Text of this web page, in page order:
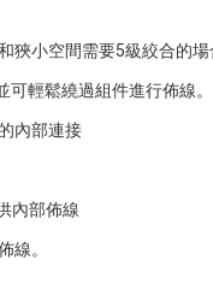
狹小空間需要5級絞合的場
輕鬆繞過組件進行佈線。
內部連接
內部佈線
線。